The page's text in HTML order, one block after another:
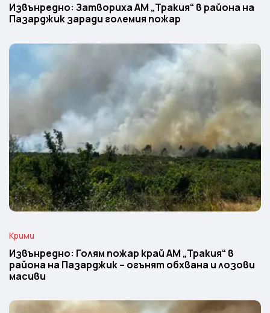
Извънредно: Затвориха АМ „Тракия“ в района на
Пазарджик заради големия пожар
Крими
Извънредно: Голям пожар край АМ „Тракия“ в
района на Пазарджик – огънят обхвана и лозови
масиви